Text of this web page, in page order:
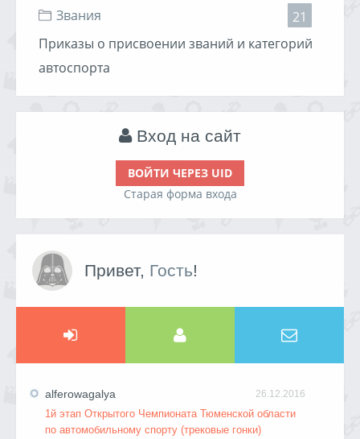
Звания
21
Приказы о присвоении званий и категорий
автоспорта
Вход на сайт
ВОЙТИ ЧЕРЕЗ UID
Старая форма входа
Привет, Гость!
26.12.2016
alferowagalya
1й этап Открытого Чемпионата Тюменской области
по автомобильному спорту (трековые гонки)